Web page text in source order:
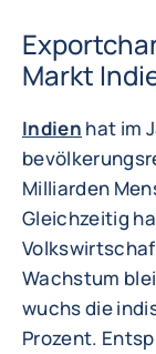
Markt
Indien hat im
Milliarden
Gleichzeitig
Wachstum
wuchs die
Prozent.